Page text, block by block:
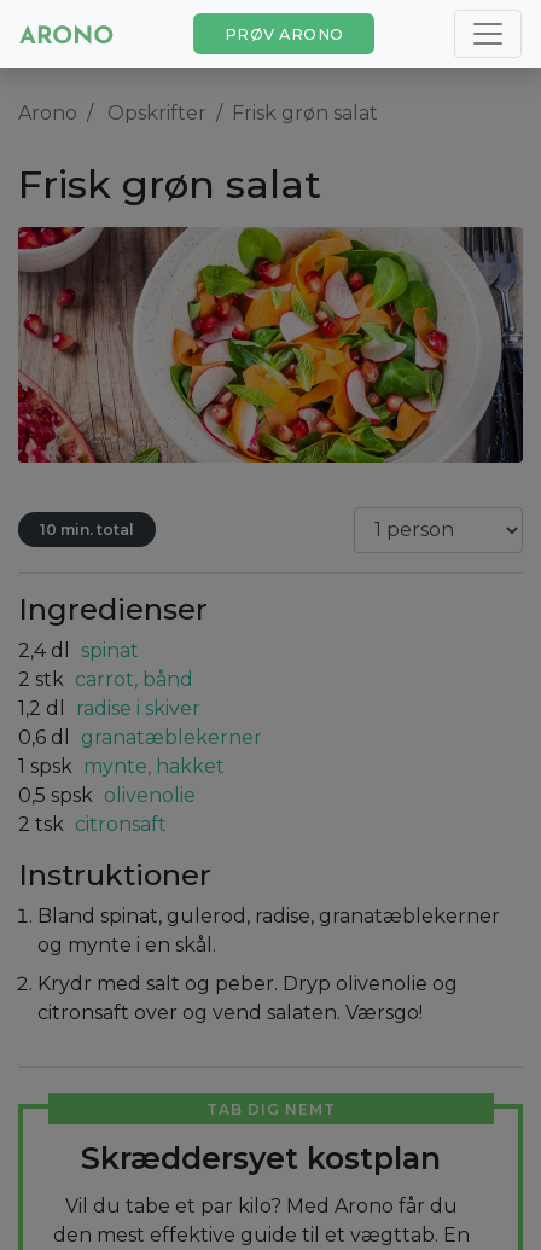
PRØV ARONO
Arono Opskrifter Frisk grøn salat
Frisk grøn salat
10 min. total
Ingredienser
2,4 dl
spinat
2 stk carrot, bånd
1,2 dl
radise i skiver
0,6 dl
granatæblekerner
1 spsk mynte, hakket
0,5 spsk olivenolie
2 tsk citronsaft
Instruktioner
Bland spinat, gulerod, radise, granatæblekerner
og mynte i en skål.
Krydr med salt og peber. Dryp olivenolie og
citronsaft over og vend salaten. Værsgo!
TAB DIG NEMT
Skræddersyet kostplan
Vil du tabe et par kilo? Med Arono får du
den mest effektive guide til et vægttab. En